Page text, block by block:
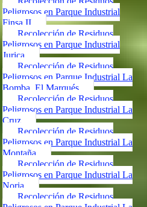
Peligrosos en Parque Industrial
Finsa II
Recolección de Residuos
Peligrosos en Parque Industrial
Jurica
Recolección de Residuos
Peligrosos en Parque Industrial La
Bomba, El Marqués
Recolección de Residuos
Peligrosos en Parque Industrial La
Cruz
Recolección de Residuos
Peligrosos en Parque Industrial La
Montaña
Recolección de Residuos
Peligrosos en Parque Industrial La
Noria
Recolección de Residuos